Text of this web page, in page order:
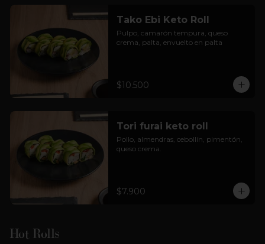
Tako Ebi Keto Roll
Pulpo, camarón tempura, queso
crema, palta, envuelto en palta
$10.500
Tori furai keto roll
Pollo, almendras, cebollín, pimentón,
queso crema.
$7.900
Hot Rolls